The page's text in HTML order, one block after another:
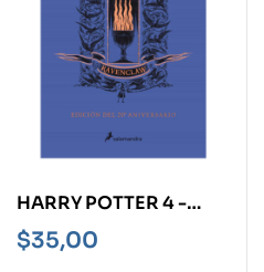
HARRY POTTER 4 -
RAVENCLAW- Y EL
CÁLIZ DE FUEGO
$35,00